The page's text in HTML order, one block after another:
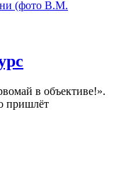
в объективе!».
пришлёт